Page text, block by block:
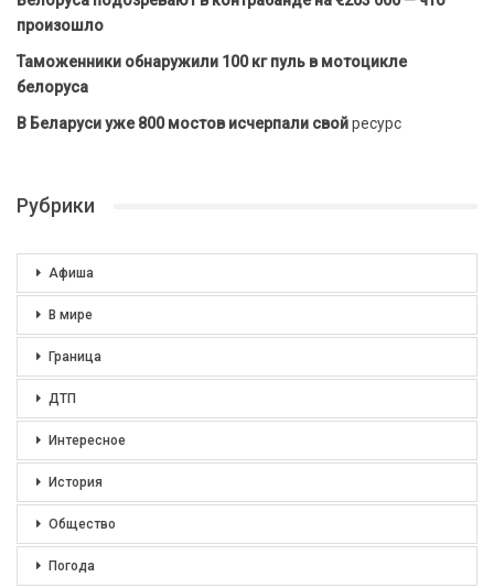
произошло
Таможенники обнаружили 100 кг пуль в мотоцикле
белоруса
В Беларуси уже 800 мостов исчерпали свойресурс
Рубрики
Афиша
В мире
Граница
ДТП
Интересное
История
Общество
Погода